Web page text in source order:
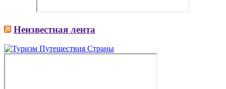
Неизвестная лента